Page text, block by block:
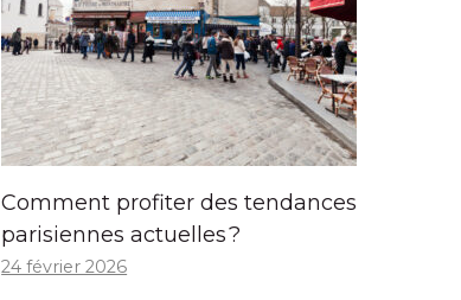
Comment profiter des tendances
parisiennes actuelles ?
24 février 2026